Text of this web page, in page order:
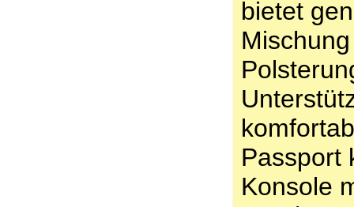
bietet
Passport
Konsole